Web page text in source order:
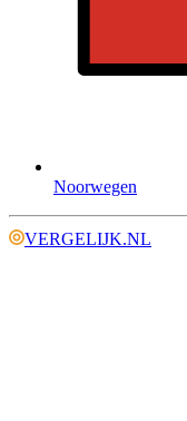
Noorwegen
VERGELIJK.NL